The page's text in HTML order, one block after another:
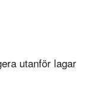
utanför lagar